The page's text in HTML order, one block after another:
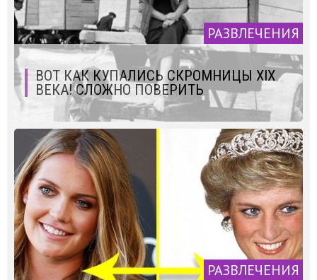
РАЗВЛЕЧЕНИЯ
ВОТ КАК КУПАЛИСЬ СКРОМНИЦЫ XIX
ВЕКА! СЛОЖНО ПОВЕРИТЬ
РАЗВЛЕЧЕНИЯ